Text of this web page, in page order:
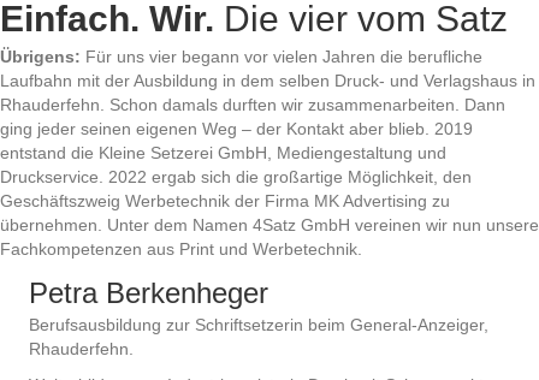
Einfach. Wir. Die vier vom Satz
Übrigens: Für uns vier begann vor vielen Jahren die berufliche
Laufbahn mit der Ausbildung in dem selben Druck- und Verlagshaus in
Rhauderfehn. Schon damals durften wir zusammenarbeiten. Dann
ging jeder seinen eigenen Weg – der Kontakt aber blieb. 2019
entstand die Kleine Setzerei GmbH, Mediengestaltung und
Druckservice. 2022 ergab sich die großartige Möglichkeit, den
Geschäftszweig Werbetechnik der Firma MK Advertising zu
übernehmen. Unter dem Namen 4Satz GmbH vereinen wir nun unsere
Fachkompetenzen aus Print und Werbetechnik.
Petra Berkenheger
Berufsausbildung zur Schriftsetzerin beim General-Anzeiger,
Rhauderfehn.